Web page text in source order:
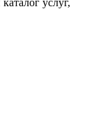
услуг,